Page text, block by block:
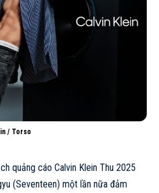
/ Torso
quảng cáo Calvin Klein Thu 2025
(Seventeen) một lần nữa đảm